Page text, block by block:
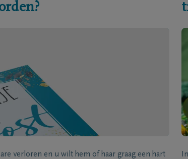
verloren en u wilt hem of haar graag een hart